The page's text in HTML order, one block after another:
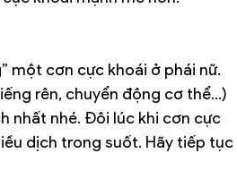
một cơn cực khoái ở phái nữ.
rên, chuyển động cơ thể…)
nhất nhé. Đôi lúc khi cơn cực
dịch trong suốt. Hãy tiếp tục